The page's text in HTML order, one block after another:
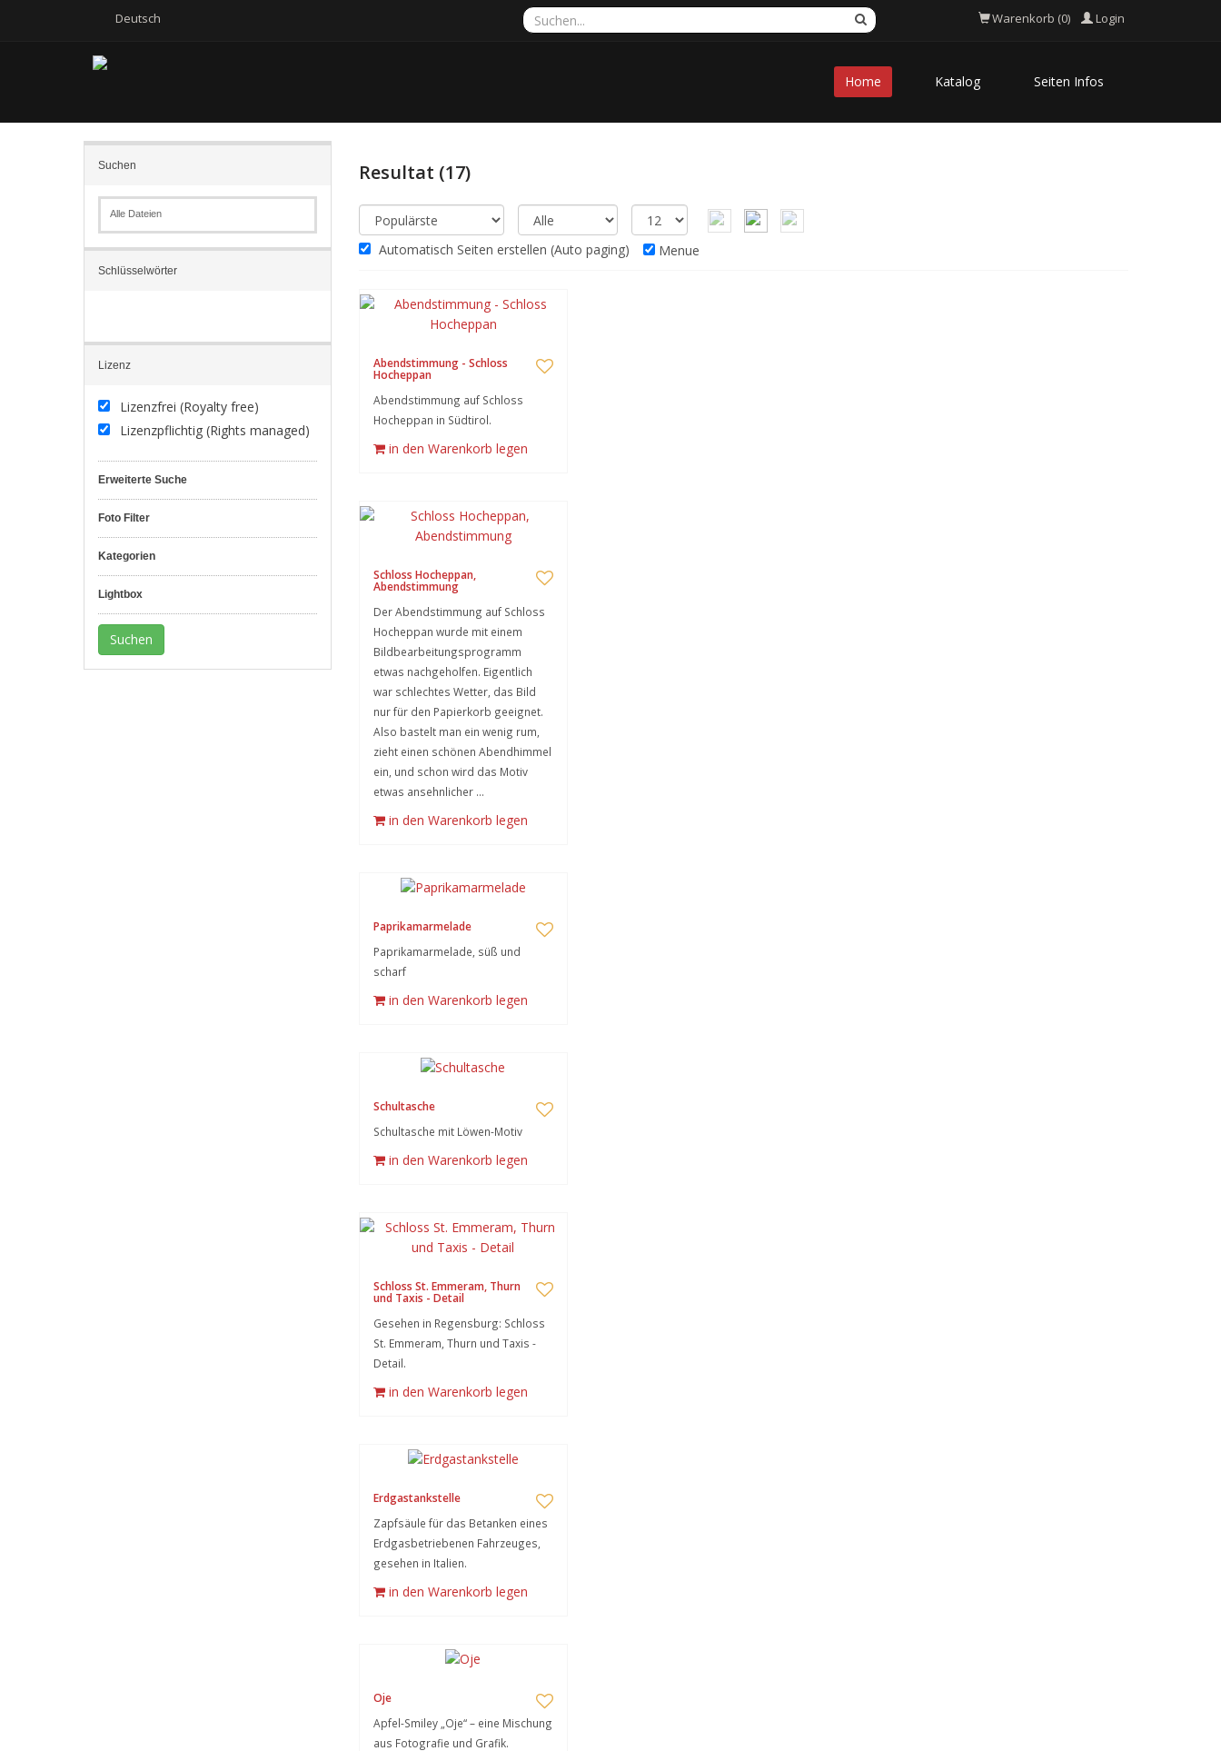
Deutsch Warenkorb (0) Login
Home Katalog Seiten Infos
Suchen
Alle Dateien
Schlüsselwörter
Lizenz
Lizenzfrei (Royalty free)
Lizenzpflichtig (Rights managed)
Erweiterte Suche
Foto Filter
Kategorien
Lightbox
Resultat (17)
Automatisch Seiten erstellen (Auto paging) Menue
Abendstimmung - Schloss
Hocheppan
Abendstimmung auf Schloss
Hocheppan in Südtirol.
in den Warenkorb legen
Schloss Hocheppan,
Abendstimmung
Der Abendstimmung auf Schloss
Hocheppan wurde mit einem
Bildbearbeitungsprogramm
etwas nachgeholfen. Eigentlich
war schlechtes Wetter, das Bild
nur für den Papierkorb geeignet.
Also bastelt man ein wenig rum,
zieht einen schönen Abendhimmel
ein, und schon wird das Motiv
etwas ansehnlicher …
in den Warenkorb legen
Paprikamarmelade
Paprikamarmelade, süß und
scharf
in den Warenkorb legen
Schultasche
Schultasche mit Löwen-Motiv
in den Warenkorb legen
Schloss St. Emmeram, Thurn
und Taxis - Detail
Gesehen in Regensburg: Schloss
St. Emmeram, Thurn und Taxis -
Detail.
in den Warenkorb legen
Erdgastankstelle
Zapfsäule für das Betanken eines
Erdgasbetriebenen Fahrzeuges,
gesehen in Italien.
in den Warenkorb legen
Oje
Apfel-Smiley „Oje“ – eine Mischung
aus Fotografie und Grafik.